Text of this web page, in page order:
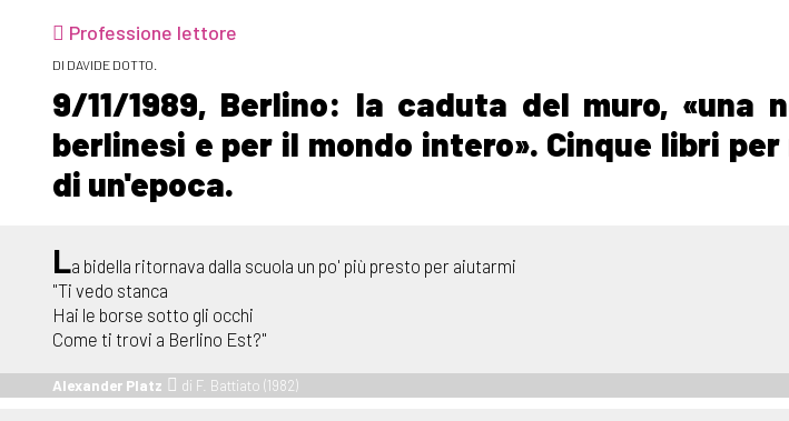
Professione lettore
DI DAVIDE DOTTO.
9/11/1989, Berlino: la caduta del muro, «una
berlinesi e per il mondo intero». Cinque libri
di un'epoca.
La bidella ritornava dalla scuola un po' più presto per aiutarmi
"Ti vedo stanca
Hai le borse sotto gli occhi
Come ti trovi a Berlino Est?"
Alexander Platz di F. Battiato (1982)